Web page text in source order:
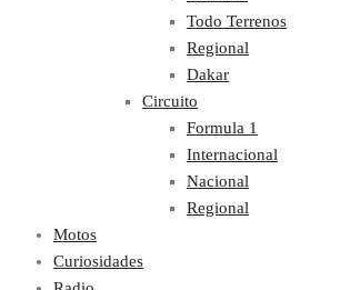
Todo Terrenos
Regional
Dakar
Circuito
Formula 1
Internacional
Nacional
Regional
Motos
Curiosidades